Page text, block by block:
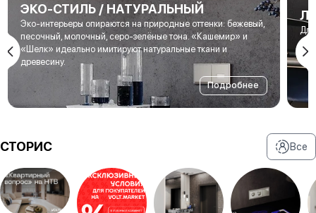
ЭКО-СТИЛЬ / НАТУРАЛЬНЫЙ
Эко-интерьеры опираются на природные оттенки: бежевый,
песочный, молочный, серо-зелёные тона. «Кашемир» и
«Шелк» идеально имитируют натуральные ткани и
древесину.
Подробнее
СТОРИС Все